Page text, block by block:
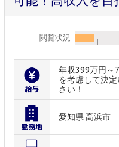
閲覧状況
年収399万円～
を考慮して決
さい！
愛知県 高浜市